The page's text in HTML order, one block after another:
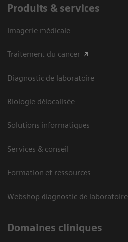
Produits & services
Imagerie médicale
Traitement du cancer
Diagnostic de laboratoire
Biologie délocalisée
Solutions informatiques
Services & conseil
Formation et ressources
Webshop diagnostic de laboratoire
Domaines cliniques